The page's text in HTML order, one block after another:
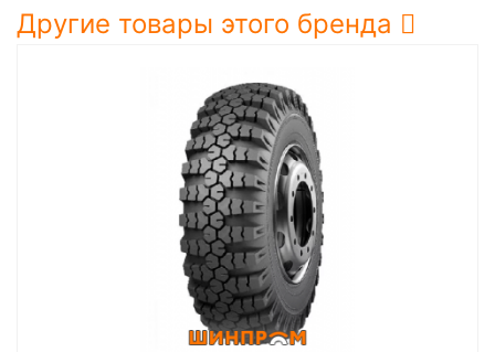
Другие товары этого бренда